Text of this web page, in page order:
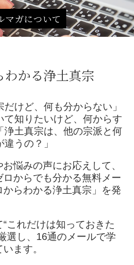
マガについて
わかる浄土真宗
だけど、何も分からない」
て知りたいけど、何からす
「浄土真宗は、他の宗派と何
違うの？」
悩みの声にお応えして、
からでも分かる無料メー
からわかる浄土真宗」を発
これだけは知っておきた
選し、16通のメールで学
ます。